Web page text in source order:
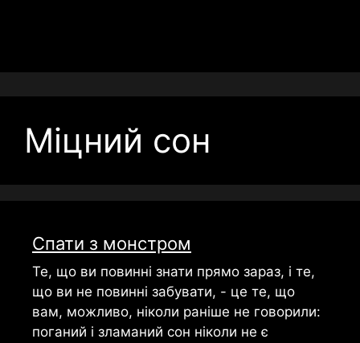
Міцний сон
Спати з монстром
Те, що ви повинні знати прямо зараз, і те,
що ви не повинні забувати, - це те, що
вам, можливо, ніколи раніше не говорили:
поганий і зламаний сон ніколи не є